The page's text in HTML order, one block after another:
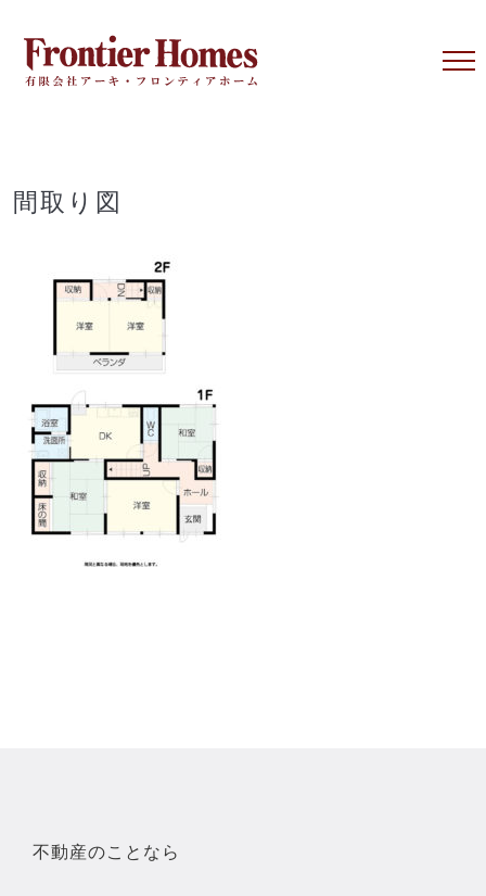
content
間取り図
不動産のことなら